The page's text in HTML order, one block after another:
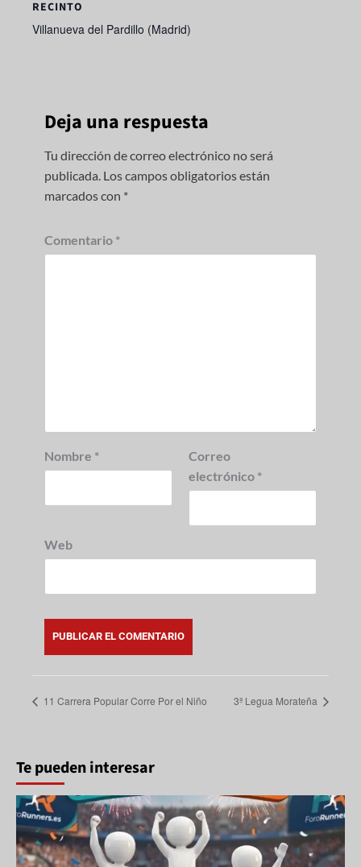
RECINTO
Villanueva del Pardillo (Madrid)
Deja una respuesta
Tu dirección de correo electrónico no será
publicada. Los campos obligatorios están
marcados con *
Comentario *
Nombre *
Correo
electrónico *
Web
11 Carrera Popular Corre Por el Niño 3ª Legua Morateña
Te pueden interesar